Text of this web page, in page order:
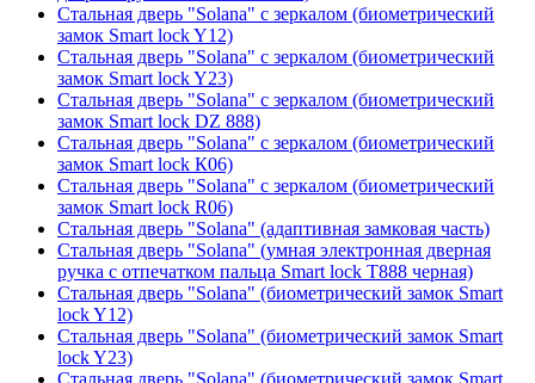
Стальная дверь "Solana" с зеркалом (биометрический
замок Smart lock Y12)
Стальная дверь "Solana" с зеркалом (биометрический
замок Smart lock Y23)
Стальная дверь "Solana" с зеркалом (биометрический
замок Smart lock DZ 888)
Стальная дверь "Solana" с зеркалом (биометрический
замок Smart lock К06)
Стальная дверь "Solana" с зеркалом (биометрический
замок Smart lock R06)
Стальная дверь "Solana" (адаптивная замковая часть)
Стальная дверь "Solana" (умная электронная дверная
ручка с отпечатком пальца Smart lock T888 черная)
Стальная дверь "Solana" (биометрический замок Smart
lock Y12)
Стальная дверь "Solana" (биометрический замок Smart
lock Y23)